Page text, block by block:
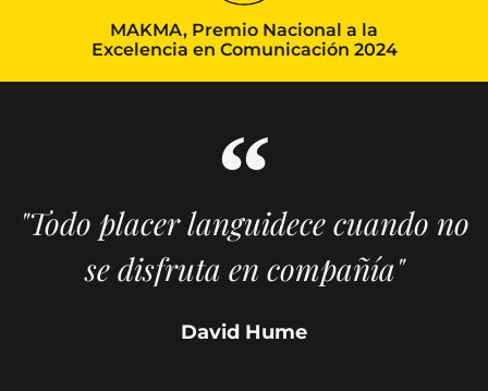
MAKMA, Premio Nacional a la
Excelencia en Comunicación 2024
"Todo placer languidece cuando no
se disfruta en compañía"
David Hume